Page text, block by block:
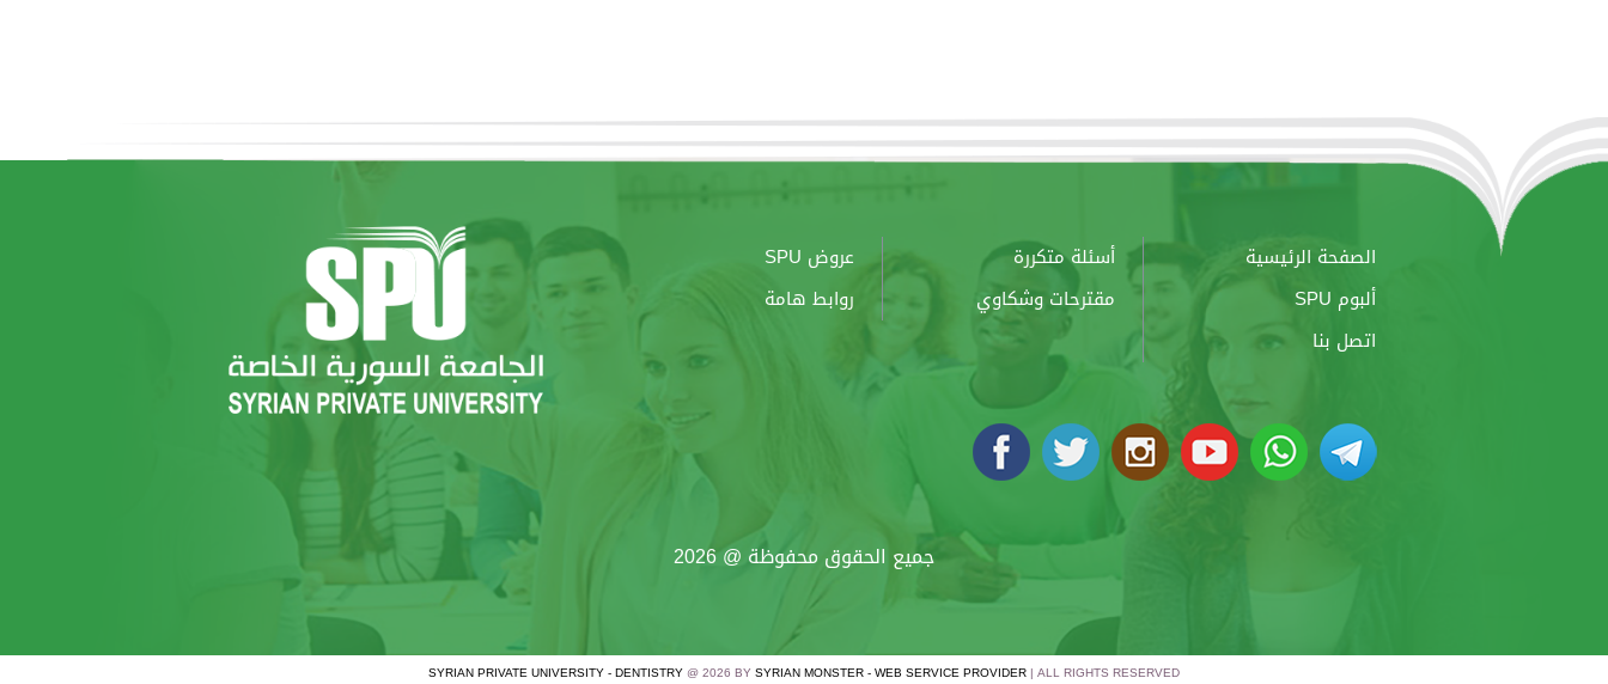
الصفحة الرئيسية أسئلة متكررة
عروض SPU
ألبوم SPU
مقترحات وشكاوي
روابط هامة
اتصل بنا
جميع الحقوق محفوظة @ 2026
SYRIAN PRIVATE UNIVERSITY - DENTISTRY@ 2026 BYSYRIAN MONSTER - WEB SERVICE PROVIDER | ALL RIGHTS RESERVED